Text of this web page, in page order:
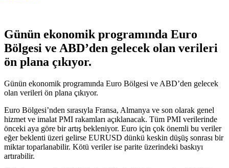
Günün ekonomik programında Euro
Bölgesi ve ABD’den gelecek olan verileri
ön plana çıkıyor.
Günün ekonomik programında Euro Bölgesi ve ABD’den gelecek
olan verileri ön plana çıkıyor.
Euro Bölgesi’nden sırasıyla Fransa, Almanya ve son olarak genel
hizmet ve imalat PMI rakamları açıklanacak. Tüm PMI verilerinde
önceki aya göre bir artış bekleniyor. Euro için çok önemli bu veriler
eğer beklenti üzeri gelirse EURUSD dünkü keskin düşüş sonrası bir
miktar toparlanabilir. Kötü veriler ise parite üzerindeki baskıyı
artırabilir.